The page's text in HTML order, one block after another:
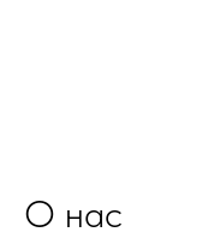
О нас